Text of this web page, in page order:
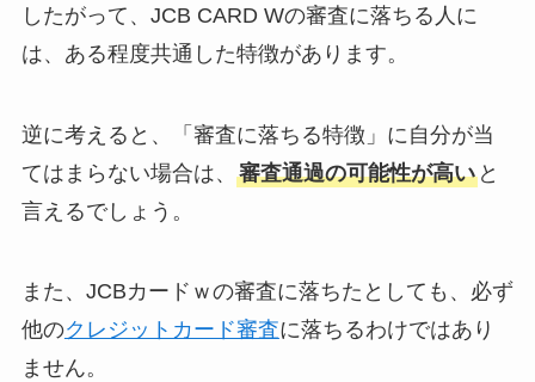
したがって、JCB CARD Wの審査に落ちる人に
は、ある程度共通した特徴があります。
逆に考えると、「審査に落ちる特徴」に自分が当
てはまらない場合は、 審査通過の可能性が高いと
言えるでしょう。
また、JCBカードｗの審査に落ちたとしても、必ず
他のクレジットカード審査に落ちるわけではあり
ません。